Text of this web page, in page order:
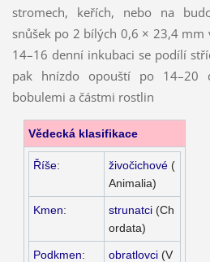
stromech, keřích, nebo na
snůšek po 2 bílých 0,6 × 23,4 mm
14–16 denní inkubaci se podílí
pak hnízdo opouští po 14–20
bobulemi a částmi rostlin
Vědecká klasifikace
Říše: živočichové(
Animalia)
Kmen: strunatci(Ch
ordata)
Podkmen: obratlovci(V